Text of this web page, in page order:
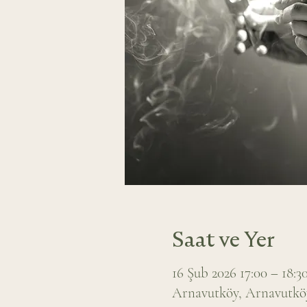
Saat ve Yer
16 Şub 2026 17:00 –
Arnavutköy,